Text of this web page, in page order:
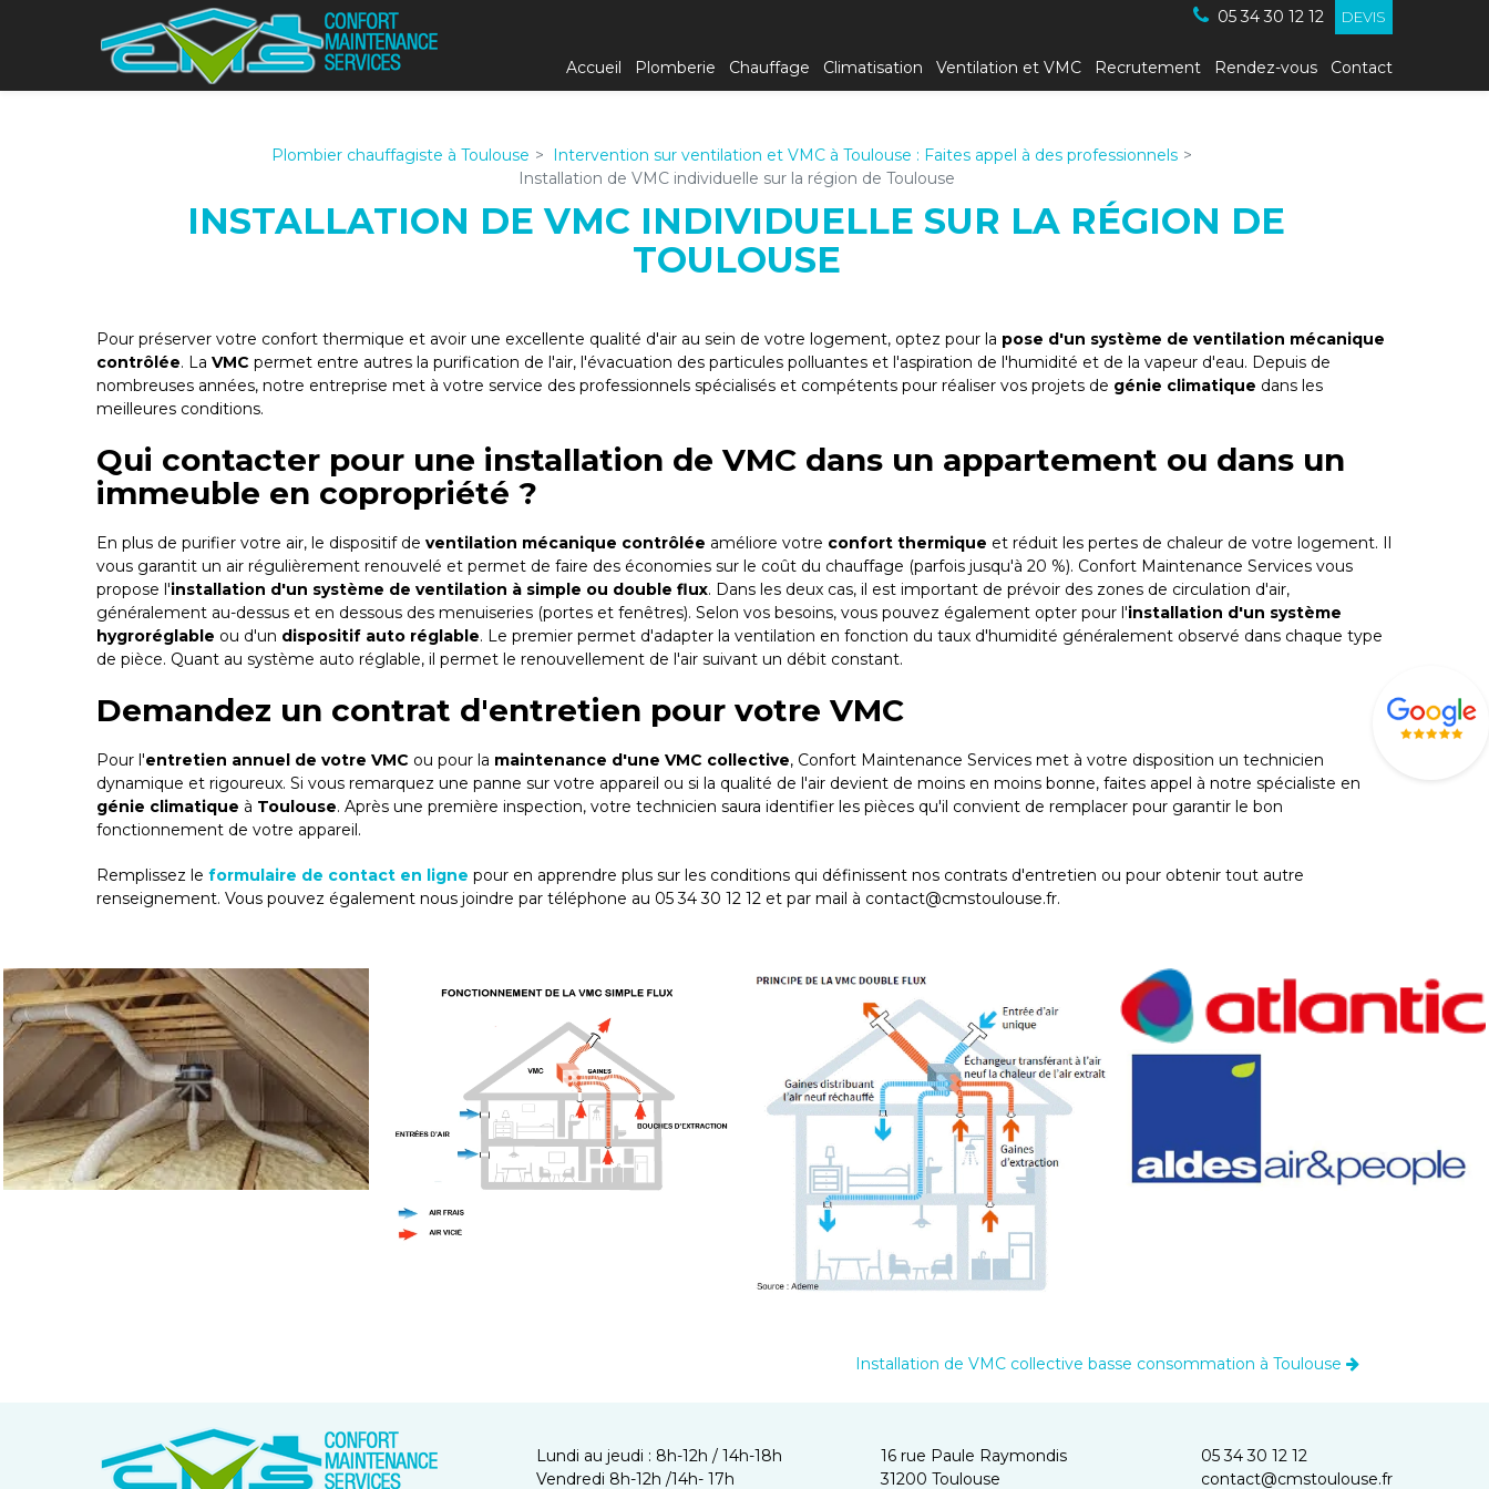
05 34 30 12 12 DEVIS
Accueil Plomberie Chauffage Climatisation Ventilation et VMC Recrutement Rendez-vous Contact
Plombier chauffagiste à Toulouse
Intervention sur ventilation et VMC à Toulouse : Faites appel à des professionnels
Installation de VMC individuelle sur la région de Toulouse
INSTALLATION DE VMC INDIVIDUELLE SUR LA RÉGION DE
TOULOUSE
Pour préserver votre confort thermique et avoir une excellente qualité d'air au sein de votre logement, optez pour la pose d'un système de ventilation mécanique
contrôlée. La VMC permet entre autres la purification de l'air, l'évacuation des particules polluantes et l'aspiration de l'humidité et de la vapeur d'eau. Depuis de
nombreuses années, notre entreprise met à votre service des professionnels spécialisés et compétents pour réaliser vos projets de génie climatique dans les
meilleures conditions.
Qui contacter pour une installation de VMC dans un appartement ou dans un
immeuble en copropriété ?
En plus de purifier votre air, le dispositif de ventilation mécanique contrôlée améliore votre confort thermique et réduit les pertes de chaleur de votre logement. Il
vous garantit un air régulièrement renouvelé et permet de faire des économies sur le coût du chauffage (parfois jusqu'à 20 %). Confort Maintenance Services vous
propose l'installation d'un système de ventilation à simple ou double flux. Dans les deux cas, il est important de prévoir des zones de circulation d'air,
généralement au-dessus et en dessous des menuiseries (portes et fenêtres). Selon vos besoins, vous pouvez également opter pour l'installation d'un système
hygroréglable ou d'un dispositif auto réglable. Le premier permet d'adapter la ventilation en fonction du taux d'humidité généralement observé dans chaque type
de pièce. Quant au système auto réglable, il permet le renouvellement de l'air suivant un débit constant.
Demandez un contrat d'entretien pour votre VMC
Pour l'entretien annuel de votre VMC ou pour la maintenance d'une VMC collective, Confort Maintenance Services met à votre disposition un technicien
dynamique et rigoureux. Si vous remarquez une panne sur votre appareil ou si la qualité de l'air devient de moins en moins bonne, faites appel à notre spécialiste en
génie climatique à Toulouse. Après une première inspection, votre technicien saura identifier les pièces qu'il convient de remplacer pour garantir le bon
fonctionnement de votre appareil.
Remplissez le formulaire de contact en ligne pour en apprendre plus sur les conditions qui définissent nos contrats d'entretien ou pour obtenir tout autre
renseignement. Vous pouvez également nous joindre par téléphone au 05 34 30 12 12 et par mail à contact@cmstoulouse.fr.
Installation de VMC collective basse consommation à Toulouse
Lundi au jeudi : 8h-12h / 14h-18h
Vendredi 8h-12h /14h- 17h
16 rue Paule Raymondis
31200 Toulouse
05 34 30 12 12
contact@cmstoulouse.fr
Panneau de gestion des cookies